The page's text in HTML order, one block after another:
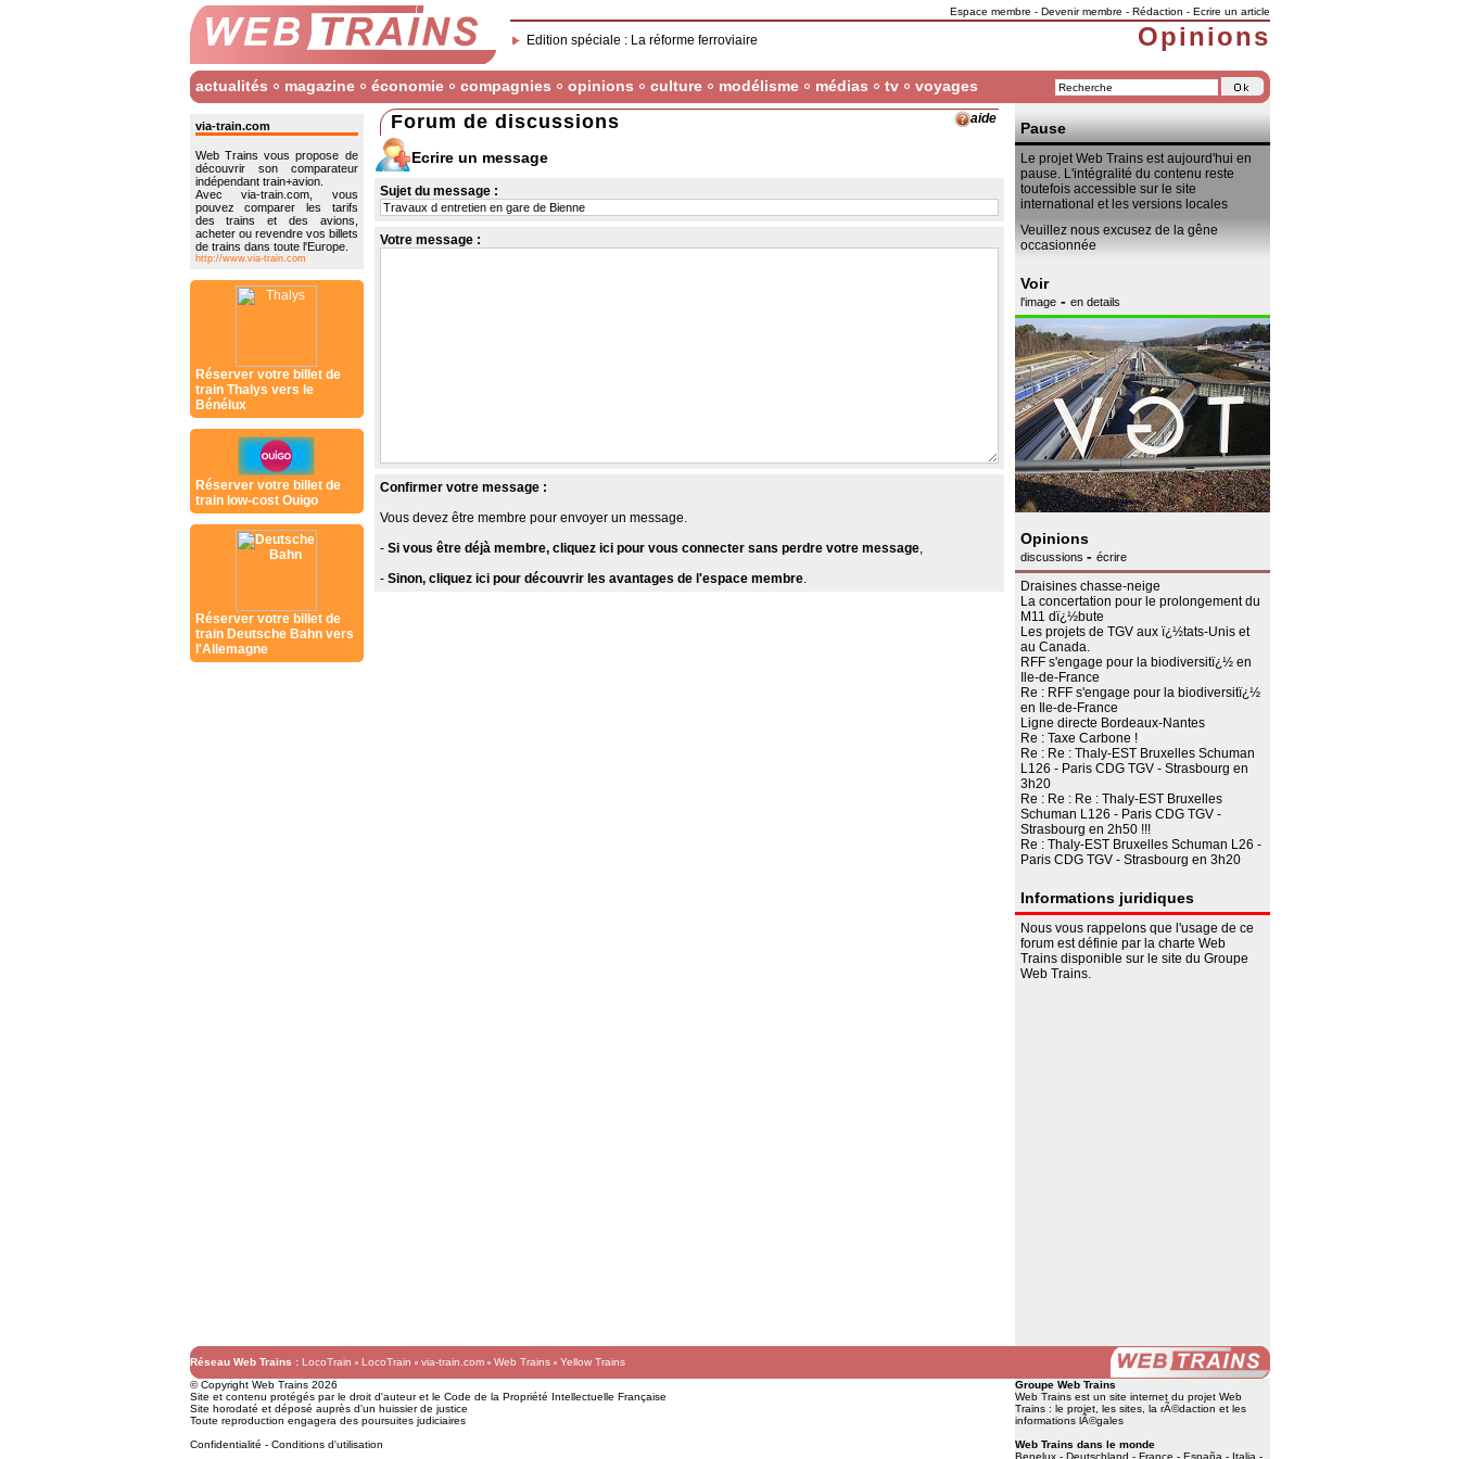
Espace membre - Devenir membre - Rédaction - Ecrire un article
Edition spéciale : La réforme ferroviaire Opinions
actualités magazine économie compagnies opinions culture modélisme médias tv voyages
via-train.com
Web Trains vous propose de
découvrir son comparateur
indépendant train+avion.
Avec via-train.com, vous
pouvez comparer les tarifs
des trains et des avions,
acheter ou revendre vos billets
de trains dans toute l'Europe.
http://www.via-train.com
Réserver votre billet de
train Thalys vers le
Bénélux
Réserver votre billet de
train low-cost Ouigo
Réserver votre billet de
train Deutsche Bahn vers
l'Allemagne
aide
Forum de discussions
Ecrire un message
Sujet du message :
Votre message :
Confirmer votre message :
Vous devez être membre pour envoyer un message.
- Si vous être déjà membre, cliquez ici pour vous connecter sans perdre votre message,
- Sinon, cliquez ici pour découvrir les avantages de l'espace membre.
Pause
Le projet Web Trains est aujourd'hui en
pause. L'intégralité du contenu reste
toutefois accessible sur le site
international et les versions locales
Veuillez nous excusez de la gêne
occasionnée
Voir
l'image- en details
Opinions
discussions - écrire
Draisines chasse-neige
La concertation pour le prolongement du
M11 dï¿½bute
Les projets de TGV aux ï¿½tats-Unis et
au Canada.
RFF s'engage pour la biodiversitï¿½ en
Ile-de-France
Re : RFF s'engage pour la biodiversitï¿½
en Ile-de-France
Ligne directe Bordeaux-Nantes
Re : Taxe Carbone !
Re : Re : Thaly-EST Bruxelles Schuman
L126 - Paris CDG TGV - Strasbourg en
3h20
Re : Re : Re : Thaly-EST Bruxelles
Schuman L126 - Paris CDG TGV -
Strasbourg en 2h50 !!!
Re : Thaly-EST Bruxelles Schuman L26 -
Paris CDG TGV - Strasbourg en 3h20
Informations juridiques
Nous vous rappelons que l'usage de ce
forum est définie par la charte Web
Trains disponible sur le site du Groupe
Web Trains.
Réseau Web Trains : LocoTrain LocoTrain via-train.com Web Trains
Yellow Trains
© Copyright Web Trains 2026
Site et contenu protégés par le droit d'auteur et le Code de la Propriété Intellectuelle Française
Site horodaté et déposé auprès d'un huissier de justice
Toute reproduction engagera des poursuites judiciaires
Confidentialité - Conditions d'utilisation
Groupe Web Trains
Web Trains est un site internet du projet Web
Trains: le projet, les sites, la rÃ©daction et les
informations lÃ©gales
Web Trains dans le monde
Benelux- Deutschland - France - España - Italia -